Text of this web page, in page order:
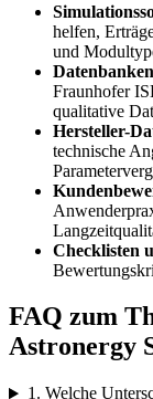
helfen,
und
Fraunhofer
qualitative
Hersteller-
technische
Checklisten
FAQ zum
Astronergy
1. Welche